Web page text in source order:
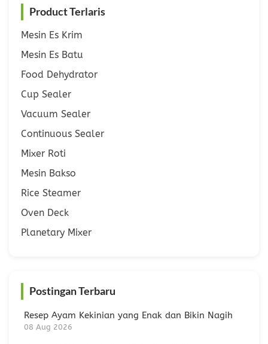
Product Terlaris
Mesin Es Krim
Mesin Es Batu
Food Dehydrator
Cup Sealer
Vacuum Sealer
Continuous Sealer
Mixer Roti
Mesin Bakso
Rice Steamer
Oven Deck
Planetary Mixer
Postingan Terbaru
Resep Ayam Kekinian yang Enak dan Bikin Nagih
08 Aug 2026